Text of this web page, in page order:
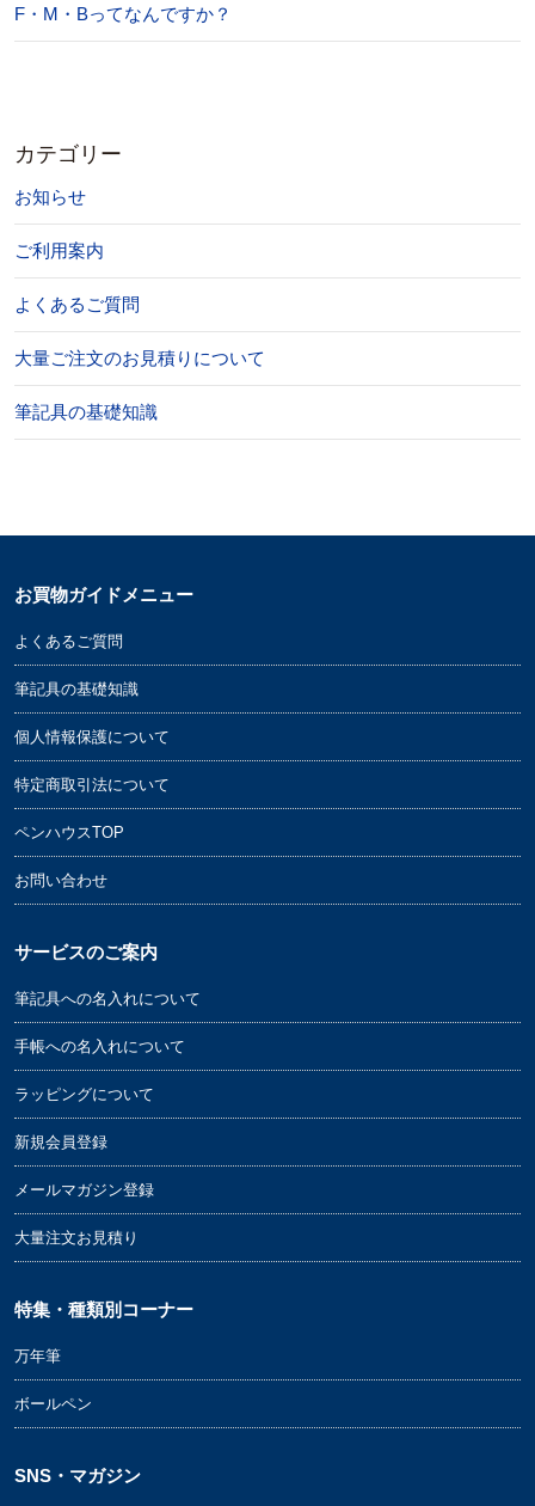
F・M・Bってなんですか？
カテゴリー
お知らせ
ご利用案内
よくあるご質問
大量ご注文のお見積りについて
筆記具の基礎知識
お買物ガイドメニュー
よくあるご質問
筆記具の基礎知識
個人情報保護について
特定商取引法について
ペンハウスTOP
お問い合わせ
サービスのご案内
筆記具への名入れについて
手帳への名入れについて
ラッピングについて
新規会員登録
メールマガジン登録
大量注文お見積り
特集・種類別コーナー
万年筆
ボールペン
SNS・マガジン